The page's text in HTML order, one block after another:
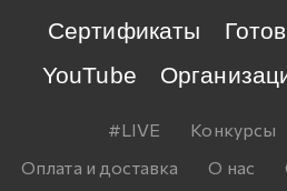
Сертификаты
YouTube
#LIVE Конкурсы
Оплата и доставка
О нас